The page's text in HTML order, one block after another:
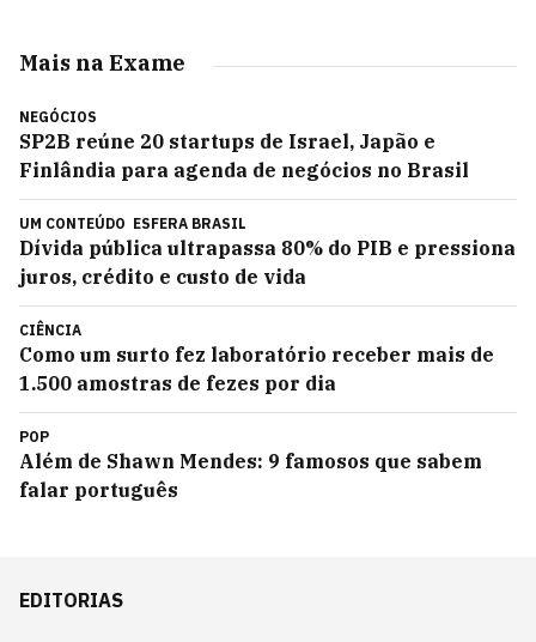
Mais na Exame
NEGÓCIOS
SP2B reúne 20 startups de Israel, Japão e
Finlândia para agenda de negócios no Brasil
UM CONTEÚDO ESFERA BRASIL
Dívida pública ultrapassa 80% do PIB e pressiona
juros, crédito e custo de vida
CIÊNCIA
Como um surto fez laboratório receber mais de
1.500 amostras de fezes por dia
POP
Além de Shawn Mendes: 9 famosos que sabem
falar português
EDITORIAS